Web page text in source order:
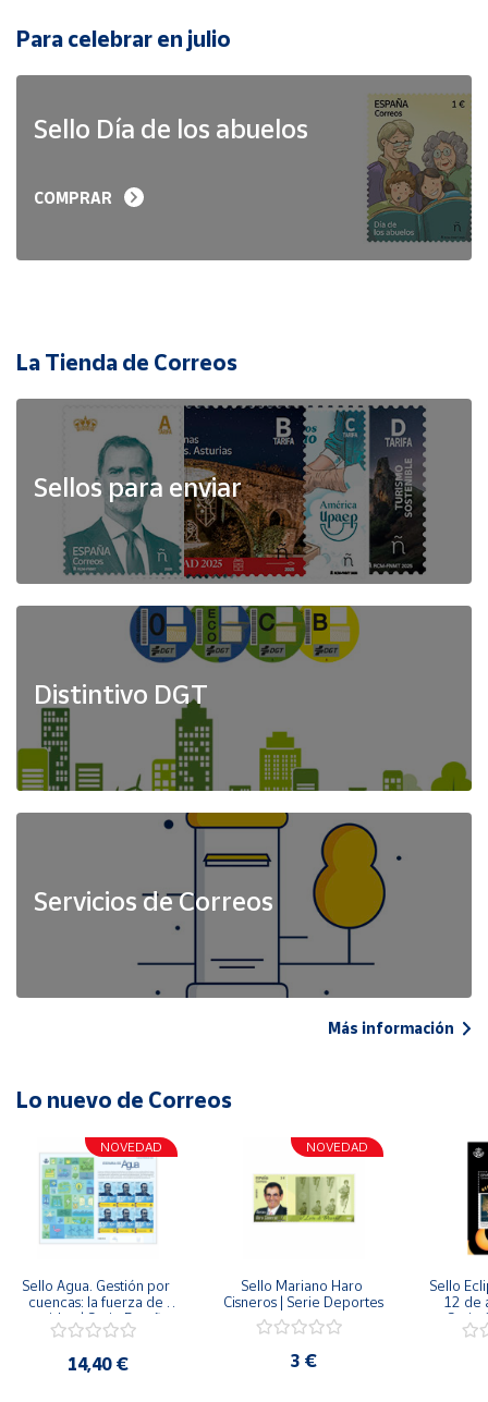
Para celebrar en julio
Sello Día de los abuelos
COMPRAR
La Tienda de Correos
Sellos para enviar
Distintivo DGT
Servicios de Correos
Más información
Lo nuevo de Correos
NOVEDAD
Sello Agua. Gestión por
cuencas: la fuerza de
una idea.| Serie España
ES| Pliego Premium
14,40 €
NOVEDAD
Sello Mariano Haro
Cisneros | Serie Deportes
3 €
Sello
12 de
Serie